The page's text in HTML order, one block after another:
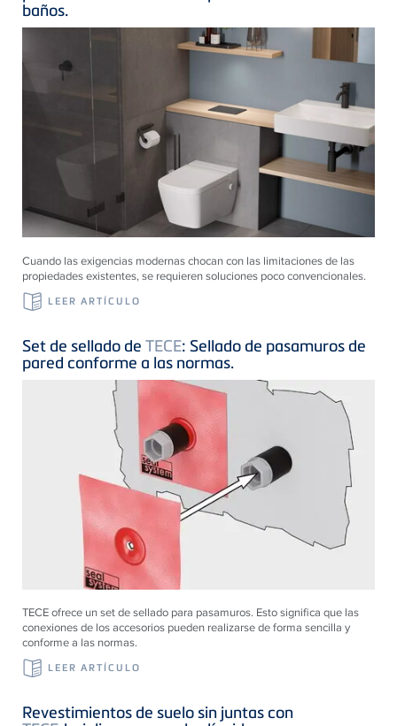
Cuando las exigencias modernas chocan con las limitaciones de las
propiedades existentes, se requieren soluciones poco convencionales.
LEER ARTÍCULO
baños.
TECE ofrece un set de sellado para pasamuros. Esto significa que las
conexiones de los accesorios pueden realizarse de forma sencilla y
conforme a las normas.
LEER ARTÍCULO
Set de sellado de TECE: Sellado de pasamuros de
pared conforme a las normas.
Revestimientos de suelo sin juntas con